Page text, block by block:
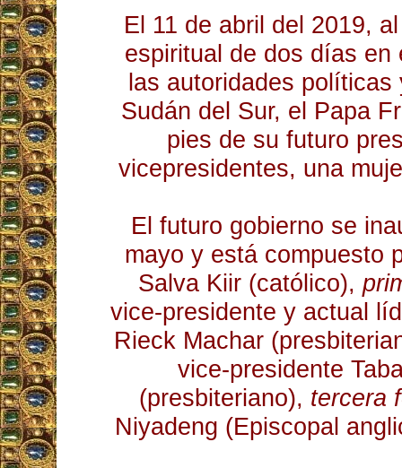
El 11 de abril del 2019,
espiritual de dos días en
las autoridades políticas
Sudán del Sur, el Papa
pies de su futuro
vicepresidentes, una
El futuro gobierno se
mayo y está compuesto
Salva Kiir (católico),
vice-presidente y actual
Rieck Machar
vice-presidente
(presbiteriano), tercera
Niyadeng (Episcopal